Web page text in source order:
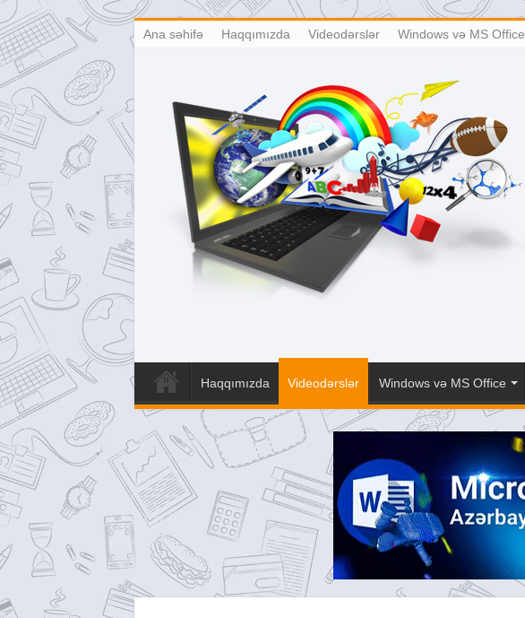
Ana səhifə Haqqımızda Videodərslər Windows və MS Office
Haqqımızda Videodərslər Windows və MS Office